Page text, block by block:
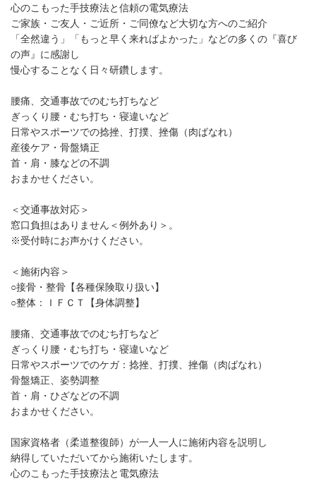
心のこもった手技療法と信頼の電気療法
ご家族・ご友人・ご近所・ご同僚など大切な方へのご紹介
「全然違う」「もっと早く来ればよかった」などの多くの『喜び
の声』に感謝し
慢心することなく日々研鑽します。
腰痛、交通事故でのむち打ちなど
ぎっくり腰・むち打ち・寝違いなど
日常やスポーツでの捻挫、打撲、挫傷（肉ばなれ）
産後ケア・骨盤矯正
首・肩・膝などの不調
おまかせください。
＜交通事故対応＞
窓口負担はありません＜例外あり＞。
※受付時にお声かけください。
＜施術内容＞
○接骨・整骨【各種保険取り扱い】
○整体：ＩＦＣＴ【身体調整】
腰痛、交通事故でのむち打ちなど
ぎっくり腰・むち打ち・寝違いなど
日常やスポーツでのケガ：捻挫、打撲、挫傷（肉ばなれ）
骨盤矯正、姿勢調整
首・肩・ひざなどの不調
おまかせください。
国家資格者（柔道整復師）が一人一人に施術内容を説明し
納得していただいてから施術いたします。
心のこもった手技療法と電気療法